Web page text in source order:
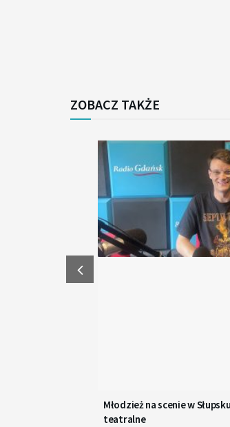
ZOBACZ TAKŻE
Młodzież na scenie w
teatralne